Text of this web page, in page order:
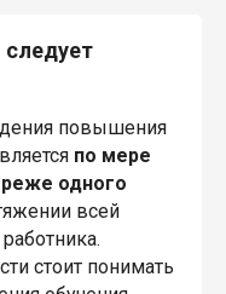
повышения
по мере
одного
всей
стоит понимать